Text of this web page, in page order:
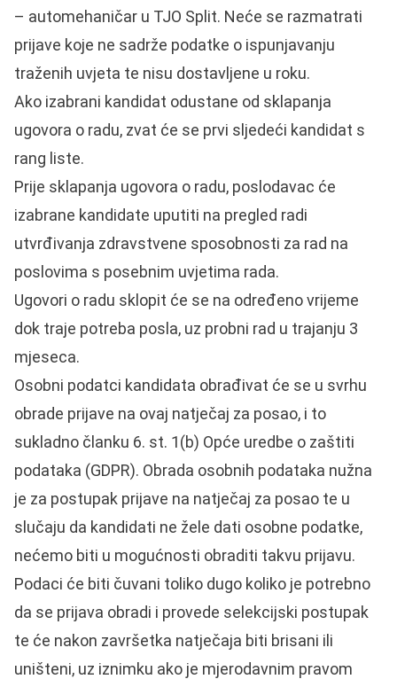
– automehaničar u TJO Split. Neće se razmatrati
prijave koje ne sadrže podatke o ispunjavanju
traženih uvjeta te nisu dostavljene u roku.
Ako izabrani kandidat odustane od sklapanja
ugovora o radu, zvat će se prvi sljedeći kandidat s
rang liste.
Prije sklapanja ugovora o radu, poslodavac će
izabrane kandidate uputiti na pregled radi
utvrđivanja zdravstvene sposobnosti za rad na
poslovima s posebnim uvjetima rada.
Ugovori o radu sklopit će se na određeno vrijeme
dok traje potreba posla, uz probni rad u trajanju 3
mjeseca.
Osobni podatci kandidata obrađivat će se u svrhu
obrade prijave na ovaj natječaj za posao, i to
sukladno članku 6. st. 1(b) Opće uredbe o zaštiti
podataka (GDPR). Obrada osobnih podataka nužna
je za postupak prijave na natječaj za posao te u
slučaju da kandidati ne žele dati osobne podatke,
nećemo biti u mogućnosti obraditi takvu prijavu.
Podaci će biti čuvani toliko dugo koliko je potrebno
da se prijava obradi i provede selekcijski postupak
te će nakon završetka natječaja biti brisani ili
uništeni, uz iznimku ako je mjerodavnim pravom